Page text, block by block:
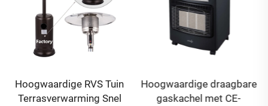
Hoogwaardige RVS Tuin
Terrasverwarming Snel
Hoogwaardige draagbare
gaskachel met CE-